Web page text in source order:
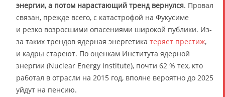
энергии, а потом нарастающий тренд вернулся. Провал
связан, прежде всего, с катастрофой на Фукусиме
и резко возросшими опасениями широкой публики. Из-
за таких трендов ядерная энергетика теряет престиж,
и кадры стареют. По оценкам Института ядерной
энергии (Nuclear Energy Institute), почти 62 % тех, кто
работал в отрасли на 2015 год, вполне вероятно до 2025
уйдут на пенсию.